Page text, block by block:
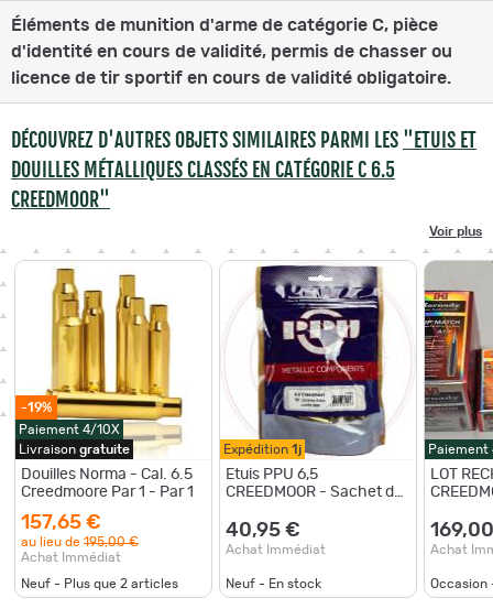
Éléments de munition d'arme de catégorie C, pièce
d'identité en cours de validité, permis de chasser ou
licence de tir sportif en cours de validité obligatoire.
DÉCOUVREZ D'AUTRES OBJETS SIMILAIRES PARMI LES "ETUIS ET
DOUILLES MÉTALLIQUES CLASSÉS EN CATÉGORIE C 6.5
CREEDMOOR"
Voir plus
-19%
Paiement 4/10X
Livraison gratuite
Douilles Norma - Cal. 6.5
Creedmoore Par 1 - Par 1
157,65 €
au lieu de 195,00 €
Achat Immédiat
Neuf - Plus que 2 articles
Expédition 1j
Etuis PPU 6,5
CREEDMOOR - Sachet de
40,95 €
Achat Immédiat
Neuf - En stock
Paiement
LOT
Achat
Occasion